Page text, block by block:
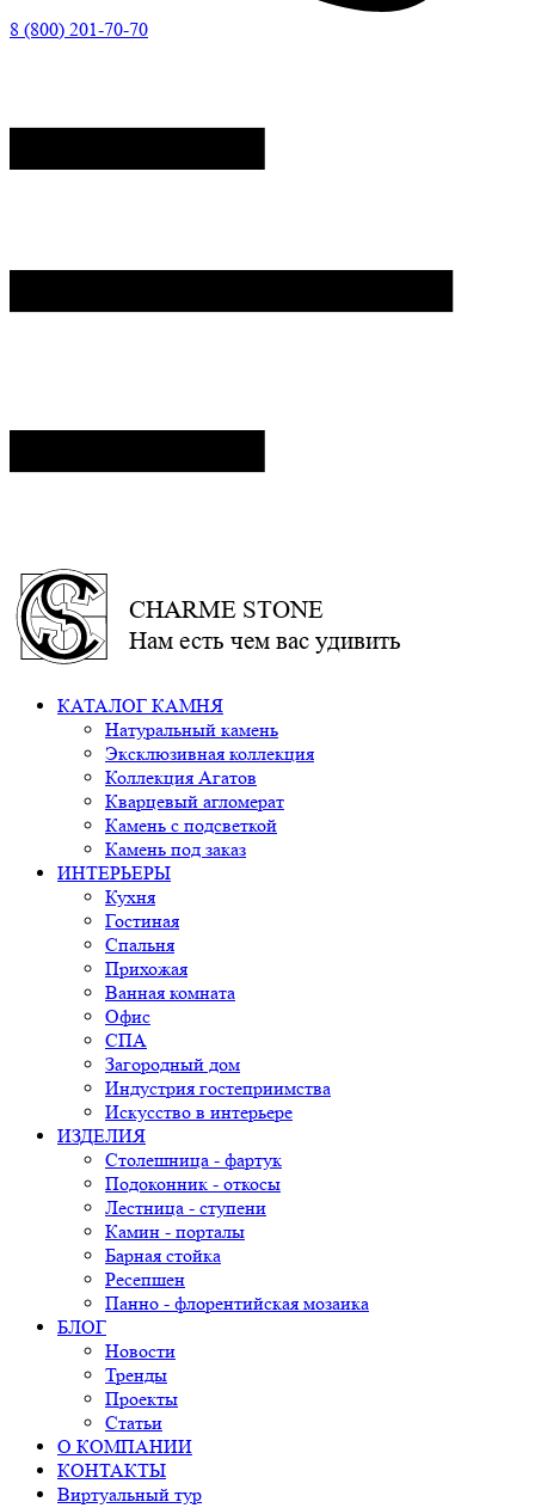
8 (800) 201-70-70
CHARME STONE
Нам есть чем вас удивить
КАТАЛОГ КАМНЯ
Натуральный камень
Эксклюзивная коллекция
Коллекция Агатов
Кварцевый агломерат
Камень с подсветкой
Камень под заказ
ИНТЕРЬЕРЫ
Кухня
Гостиная
Спальня
Прихожая
Ванная комната
Офис
СПА
Загородный дом
Индустрия гостеприимства
Искусство в интерьере
ИЗДЕЛИЯ
Столешница - фартук
Подоконник - откосы
Лестница - ступени
Камин - порталы
Барная стойка
Ресепшен
Панно - флорентийская мозаика
БЛОГ
Новости
Тренды
Проекты
Статьи
О КОМПАНИИ
КОНТАКТЫ
Виртуальный тур